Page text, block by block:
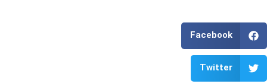
Facebook
Twitter